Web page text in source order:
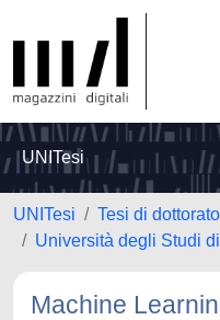
UNITesi
UNITesi
Tesi di dottorato
Università degli Studi
Machine